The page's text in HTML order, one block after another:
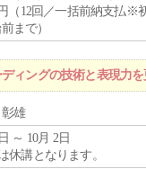
（12回／一括前納支払※
まで）
ィングの技術と表現力
雄
～ 10月 2日
休講となります。